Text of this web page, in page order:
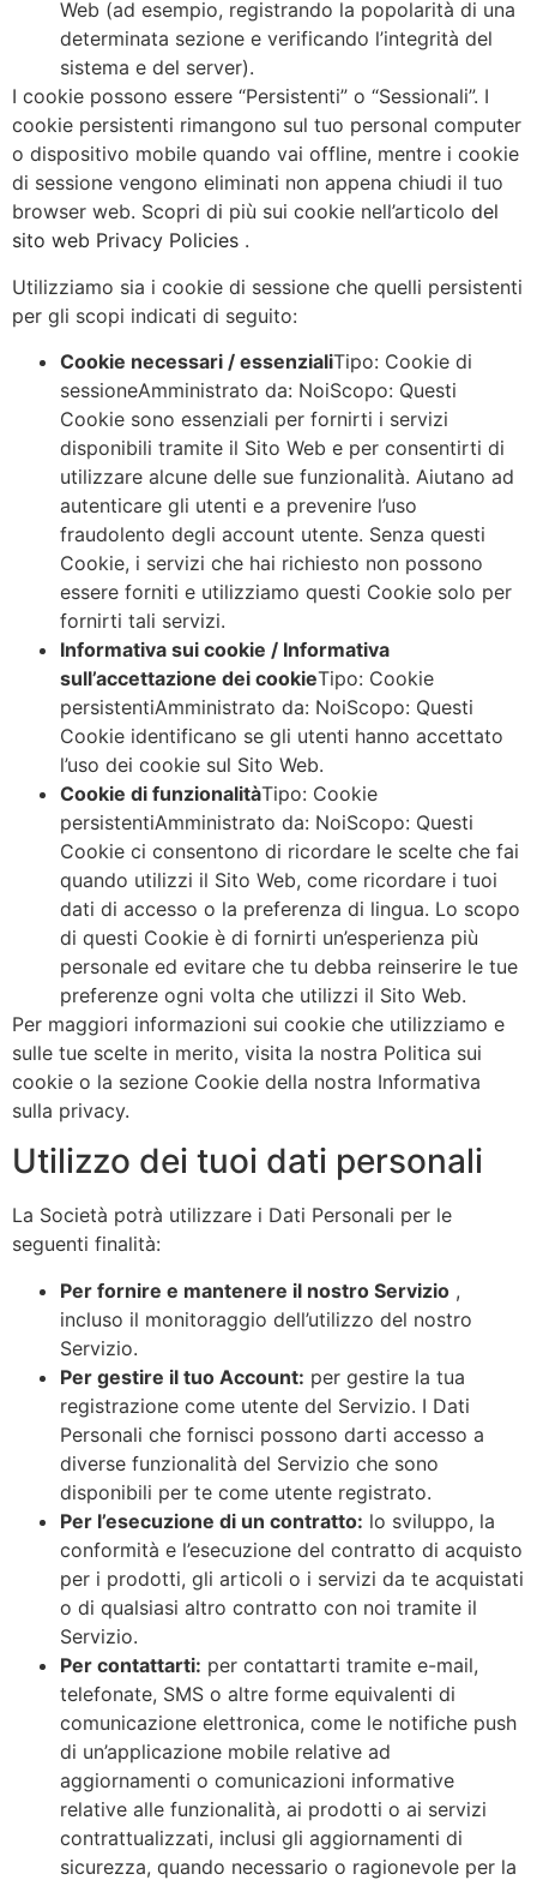
Web (ad esempio, registrando la popolarità di una
determinata sezione e verificando l’integrità del
sistema e del server).
I cookie possono essere “Persistenti” o “Sessionali”. I
cookie persistenti rimangono sul tuo personal computer
o dispositivo mobile quando vai offline, mentre i cookie
di sessione vengono eliminati non appena chiudi il tuo
browser web. Scopri di più sui cookie nell’articolo del
sito web Privacy Policies .
Utilizziamo sia i cookie di sessione che quelli persistenti
per gli scopi indicati di seguito:
Cookie necessari / essenzialiTipo: Cookie di
sessioneAmministrato da: NoiScopo: Questi
Cookie sono essenziali per fornirti i servizi
disponibili tramite il Sito Web e per consentirti di
utilizzare alcune delle sue funzionalità. Aiutano ad
autenticare gli utenti e a prevenire l’uso
fraudolento degli account utente. Senza questi
Cookie, i servizi che hai richiesto non possono
essere forniti e utilizziamo questi Cookie solo per
fornirti tali servizi.
Informativa sui cookie / Informativa
sull’accettazione dei cookieTipo: Cookie
persistentiAmministrato da: NoiScopo: Questi
Cookie identificano se gli utenti hanno accettato
l’uso dei cookie sul Sito Web.
Cookie di funzionalitàTipo: Cookie
persistentiAmministrato da: NoiScopo: Questi
Cookie ci consentono di ricordare le scelte che fai
quando utilizzi il Sito Web, come ricordare i tuoi
dati di accesso o la preferenza di lingua. Lo scopo
di questi Cookie è di fornirti un’esperienza più
personale ed evitare che tu debba reinserire le tue
preferenze ogni volta che utilizzi il Sito Web.
Per maggiori informazioni sui cookie che utilizziamo e
sulle tue scelte in merito, visita la nostra Politica sui
cookie o la sezione Cookie della nostra Informativa
sulla privacy.
Utilizzo dei tuoi dati personali
La Società potrà utilizzare i Dati Personali per le
seguenti finalità:
Per fornire e mantenere il nostro Servizio ,
incluso il monitoraggio dell’utilizzo del nostro
Servizio.
Per gestire il tuo Account: per gestire la tua
registrazione come utente del Servizio. I Dati
Personali che fornisci possono darti accesso a
diverse funzionalità del Servizio che sono
disponibili per te come utente registrato.
Per l’esecuzione di un contratto: lo sviluppo, la
conformità e l’esecuzione del contratto di acquisto
per i prodotti, gli articoli o i servizi da te acquistati
o di qualsiasi altro contratto con noi tramite il
Servizio.
Per contattarti: per contattarti tramite e-mail,
telefonate, SMS o altre forme equivalenti di
comunicazione elettronica, come le notifiche push
di un’applicazione mobile relative ad
aggiornamenti o comunicazioni informative
relative alle funzionalità, ai prodotti o ai servizi
contrattualizzati, inclusi gli aggiornamenti di
sicurezza, quando necessario o ragionevole per la